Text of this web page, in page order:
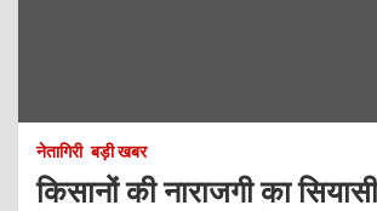
नेतागिरी बड़ी खबर
किसानों की नाराजगी का